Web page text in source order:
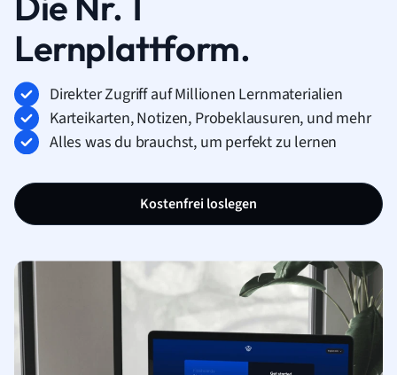
Lernplattform.
Direkter Zugriff auf Millionen Lernmaterialien
Karteikarten, Notizen, Probeklausuren, und mehr
Alles was du brauchst, um perfekt zu lernen
Kostenfrei loslegen